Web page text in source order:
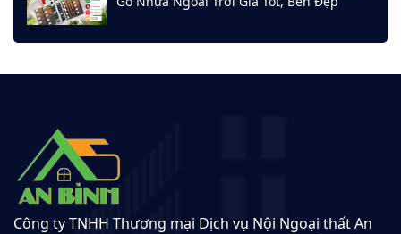
Công ty TNHH Thương mại Dịch vụ Nội Ngoại thất An